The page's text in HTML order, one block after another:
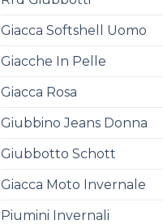
Giacca Softshell Uomo
Giacche In Pelle
Giacca Rosa
Giubbino Jeans Donna
Giubbotto Schott
Giacca Moto Invernale
Piumini Invernali